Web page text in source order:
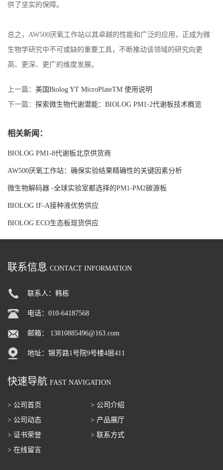
供了坚实的保障。
总之，AW500厌氧工作站以其卓越的性能和广泛的应用，正成为微
生物学研究中不可或缺的重要工具，不断推动该领域的研究向更
高、更深、更广的维度发展。
上一篇： 美国Biolog YT MicroPlateTM 使用说明
下一篇： 探索微生物代谢潜能：BIOLOG PM1-2代谢板技术概览
相关新闻：
BIOLOG PM1-8代谢板北京供货商
AW500厌氧工作站：确保实验结果精确性的关键因素分析
微生物解码器 -全球实验室都选择的PM1-PM2碳源板
BIOLOG IF-A接种液优势供应
BIOLOG ECO生态板现货供应
联系信息 CONTACT INFORMATION
联系人：韩栋
电话：010-64187568
邮箱： 13810885496@163.com
地址：锦芳路1号院9号楼4层411
快速导航 FAST NAVIGATION
> 公司首页
> 公司介绍
> 公司动态
> 产品展厅
> 证书荣誉
> 联系方式
> 在线留言